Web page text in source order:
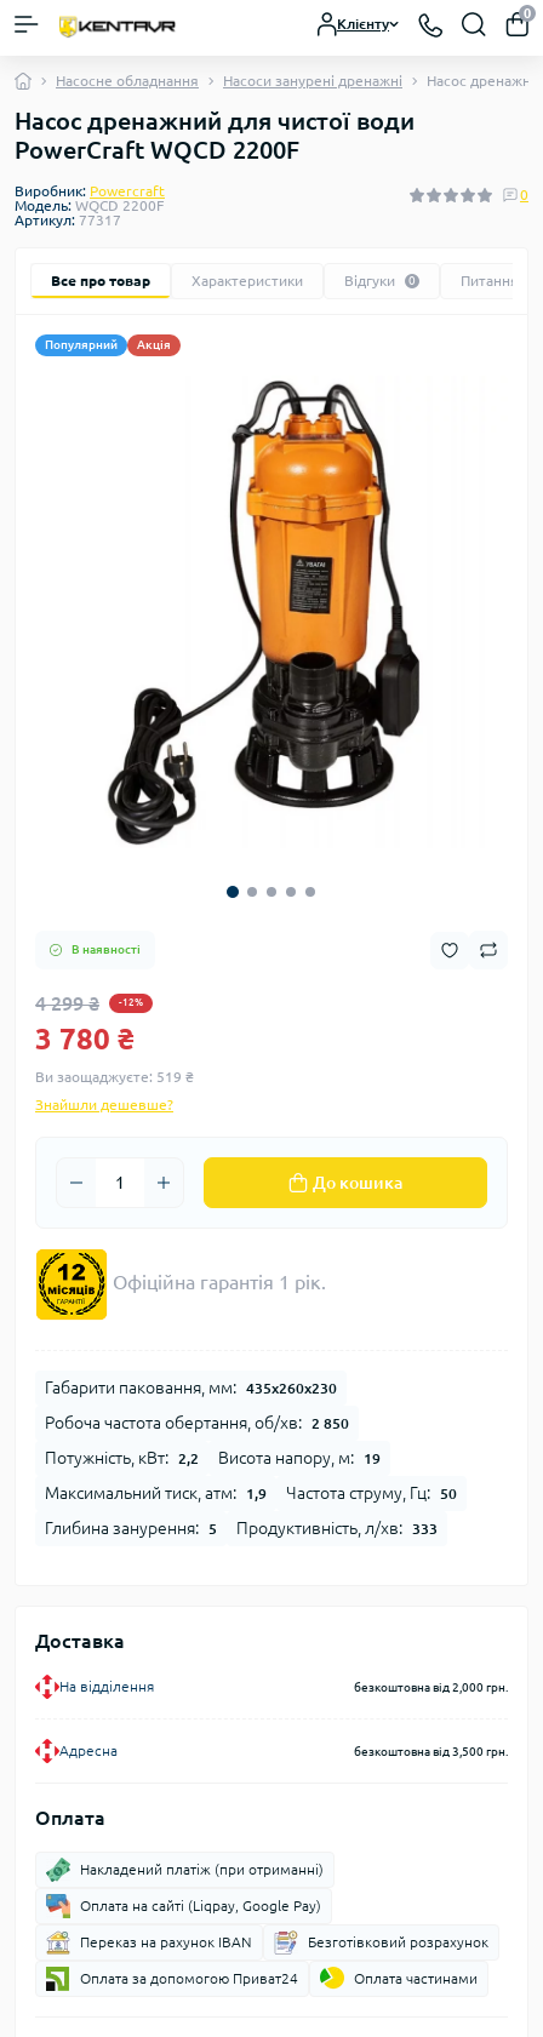
Клієнту
0
Насосне обладнання Насоси занурені дренажні Насос
Насос дренажний для чистої води
PowerCraft WQCD 2200F
Виробник: Powercraft
Модель: WQCD 2200F
Артикул: 77317
0
Все про товар Характеристики Відгуки 0 Питання
Популярний Акція
В наявності
4 299 ₴ -12%
3 780 ₴
Ви заощаджуєте: 519 ₴
Знайшли дешевше?
До кошика
Офіційна гарантія 1 рік.
Габарити паковання, мм: 435х260х230
Робоча частота обертання, об/хв: 2 850
Потужність, кВт: 2,2 Висота напору, м: 19
Максимальний тиск, атм: 1,9 Частота струму, Гц: 50
Глибина занурення: 5 Продуктивність, л/хв: 333
Доставка
На відділення безкоштовна від 2,000 грн.
Адресна безкоштовна від 3,500 грн.
Оплата
Накладений платіж (при отриманні)
Оплата на сайті (Liqpay, Google Pay)
Переказ на рахунок IBAN Безготівковий розрахунок
Оплата за допомогою Приват24 Оплата частинами